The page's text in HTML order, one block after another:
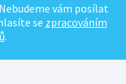
vám posílat
se zpracováním
.